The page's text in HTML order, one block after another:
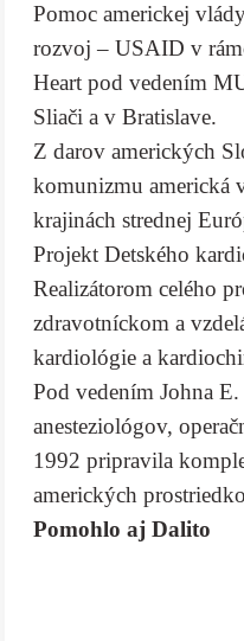
Pomoc americkej
rozvoj – USAID v
Heart pod vedením
Sliači a v Bratislave.
Z darov amerických
komunizmu americká
krajinách strednej
Projekt Detského
Realizátorom celého
zdravotníckom a
kardiológie a
Pod vedením Johna
anesteziológov,
1992 pripravila
amerických
Pomohlo aj Dalito